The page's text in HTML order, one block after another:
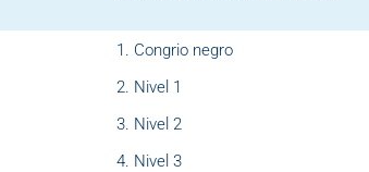
Congrio negro
Nivel 1
Nivel 2
Nivel 3